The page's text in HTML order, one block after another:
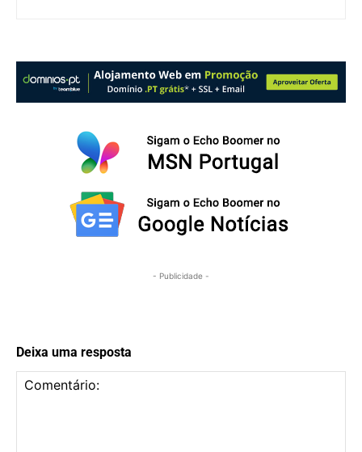
- Publicidade -
Deixa uma resposta